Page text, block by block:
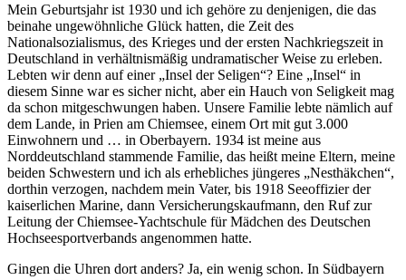
Mein Geburtsjahr ist 1930 und ich gehöre zu denjenigen, die das
beinahe ungewöhnliche Glück hatten, die Zeit des
Nationalsozialismus, des Krieges und der ersten Nachkriegszeit in
Deutschland in verhältnismäßig undramatischer Weise zu erleben.
Lebten wir denn auf einer Insel der Seligen ? Eine Insel
in
diesem Sinne war es sicher nicht, aber ein Hauch von Seligkeit mag
da schon mitgeschwungen haben. Unsere Familie lebte nämlich auf
dem Lande, in Prien am Chiemsee, einem Ort mit gut 3.000
Einwohnern und … in Oberbayern. 1934 ist meine aus
Norddeutschland stammende Familie, das heißt meine Eltern, meine
beiden Schwestern und ich als erhebliches jüngeres
Nesthäkchen ,
dorthin verzogen, nachdem mein Vater, bis 1918 Seeoffizier der
kaiserlichen Marine, dann Versicherungskaufmann, den Ruf zur
Leitung der Chiemsee-Yachtschule für Mädchen des Deutschen
Hochseesportverbands angenommen hatte.
Gingen die Uhren dort anders? Ja, ein wenig schon. In Südbayern